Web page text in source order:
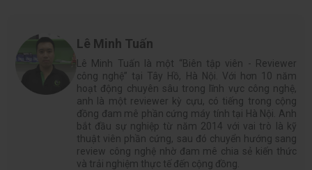
Lê Minh Tuấn
Lê Minh Tuấn là một “Biên tập viên - Reviewer
công nghệ” tại Tây Hồ, Hà Nội. Với hơn 10 năm
hoạt động chuyên sâu trong lĩnh vực công nghệ,
anh là một reviewer kỳ cựu, có tiếng trong cộng
đồng đam mê phần cứng máy tính tại Hà Nội. Anh
bắt đầu sự nghiệp từ năm 2014 với vai trò là kỹ
thuật viên phần cứng, sau đó chuyển hướng sang
review công nghệ nhờ đam mê chia sẻ kiến thức
và trải nghiệm thực tế đến cộng đồng.